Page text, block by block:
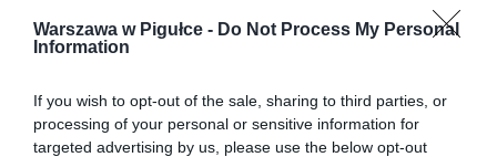
Warszawa w Pigułce - Do Not Process My Personal
Information
If you wish to opt-out of the sale, sharing to third parties, or
processing of your personal or sensitive information for
targeted advertising by us, please use the below opt-out